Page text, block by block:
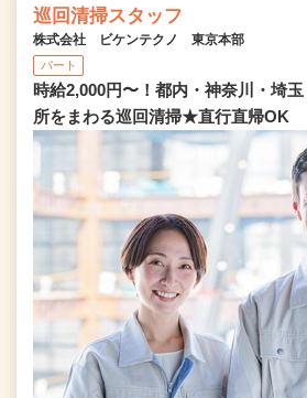
巡回清掃スタッフ
株式会社 ビケンテクノ 東京本部
パート
時給2,000円〜！都内・神奈川・埼
所をまわる巡回清掃★直行直帰OK